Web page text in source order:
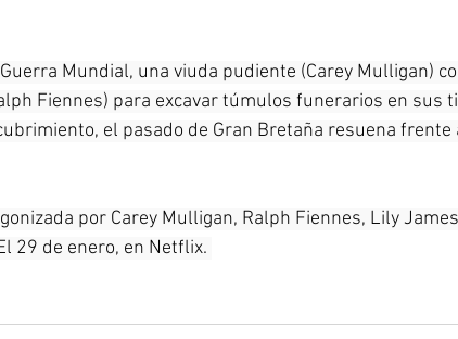
Mundial, una viuda pudiente (Carey Mulligan)
Fiennes) para excavar túmulos funerarios en sus
el pasado de Gran Bretaña resuena frente
por Carey Mulligan, Ralph Fiennes, Lily
29 de enero, en Netflix.